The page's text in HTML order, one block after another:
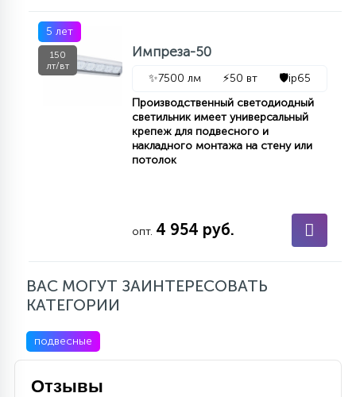
5 лет
150
лт/вт
Импреза-50
✨7500 лм ⚡50 вт 🛡️ip65
Производственный светодиодный
светильник имеет универсальный
крепеж для подвесного и
накладного монтажа на стену или
потолок
опт. 4 954 руб.
ВАС МОГУТ ЗАИНТЕРЕСОВАТЬ
КАТЕГОРИИ
подвесные
Отзывы